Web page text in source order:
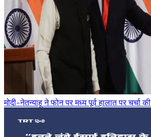
मोदी-नेतन्याहू ने फोन पर मध्य पूर्व हालात पर चर्चा की